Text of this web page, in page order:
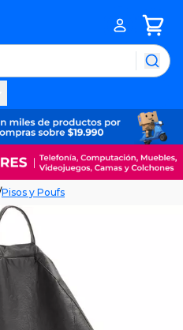
Pisos y Poufs